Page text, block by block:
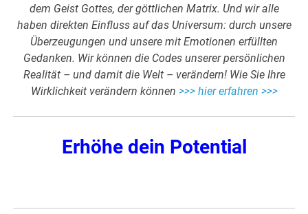
dem Geist Gottes, der göttlichen Matrix. Und wir alle
haben direkten Einfluss auf das Universum: durch unsere
Überzeugungen und unsere mit Emotionen erfüllten
Gedanken. Wir können die Codes unserer persönlichen
Realität – und damit die Welt – verändern! Wie Sie Ihre
Wirklichkeit verändern können >>> hier erfahren >>>
Erhöhe dein Potential